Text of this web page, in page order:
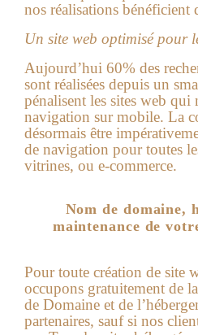
nos réalisations bénéficient
Un site web optimisé pour
Aujourd’hui 60% des
sont réalisées depuis un
pénalisent les sites web qui
navigation sur mobile. La
désormais être
de navigation pour toutes
vitrines, ou e-commerce.
Nom de domaine,
maintenance de
Pour toute création de site
occupons gratuitement de
de Domaine et de
partenaires, sauf si nos